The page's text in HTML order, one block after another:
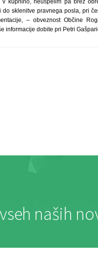
v kupnino, neuspelim pa brez
sklenitve pravnega posla, pri
– obveznost Občine
informacije dobite pri Petri
naših